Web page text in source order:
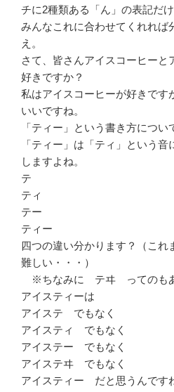
チに2種類ある「ん」の表記だ
みんなこれに合わせてくれれば
え。
さて、皆さんアイスコーヒーと
好きですか？
私はアイスコーヒーが好きです
いいですね。
「ティー」という書き方につい
「ティー」は「ティ」という
しますよね。
テ
ティ
テー
ティー
四つの違い分かります？（これ
難しい・・・）
※ちなみに テヰ ってのもあ
アイスティーは
アイステ でもなく
アイスティ でもなく
アイステー でもなく
アイステヰ でもなく
アイスティー だと思うんです